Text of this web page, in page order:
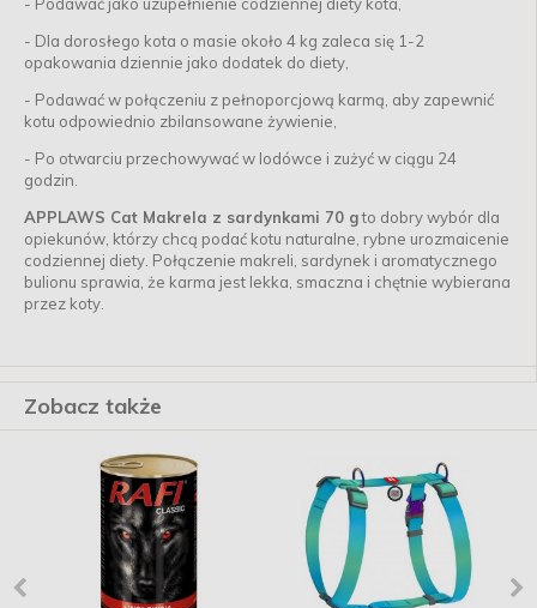
- Dla dorosłego kota o masie około 4 kg zaleca się 1-2
opakowania dziennie jako dodatek do diety,
- Podawać w połączeniu z pełnoporcjową karmą, aby zapewnić
kotu odpowiednio zbilansowane żywienie,
- Po otwarciu przechowywać w lodówce i zużyć w ciągu 24
godzin.
APPLAWS Cat Makrela z sardynkami 70 gto dobry wybór dla
opiekunów, którzy chcą podać kotu naturalne, rybne urozmaicenie
codziennej diety. Połączenie makreli, sardynek i aromatycznego
bulionu sprawia, że karma jest lekka, smaczna i chętnie wybierana
przez koty.
Zobacz także